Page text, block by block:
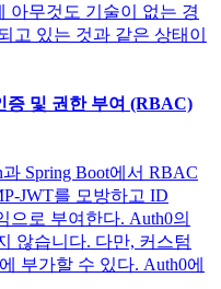
아무것도 기술이 없는 경
고 있는 것과 같은 상태이
증 및 권한 부여 (RBAC)
Spring Boot에서 RBAC
JWT를 모방하고 ID
으로 부여한다. Auth0의
않습니다. 다만, 커스텀
부가할 수 있다. Auth0에